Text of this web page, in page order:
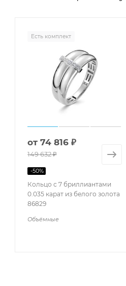
Есть комплект
Кольцо с 7 бриллиантами
0.035 карат из белого золота
86829
Объёмные
от 74 816 ₽
149 632 ₽
-50%